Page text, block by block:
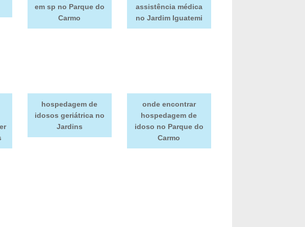
em sp no Parque do
Carmo
assistência médica
no Jardim Iguatemi
hospedagem de
idosos geriátrica no
Jardins
onde encontrar
hospedagem de
idoso no Parque do
Carmo